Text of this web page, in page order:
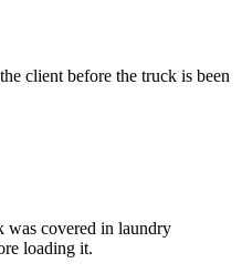
client before the truck is been
was covered in laundry
loading it.